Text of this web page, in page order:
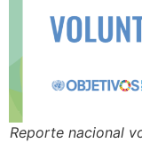
Reporte nacional